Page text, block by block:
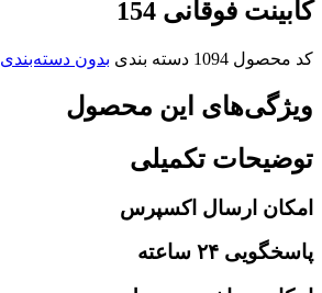
کابینت فوقانی 154
کد محصول 1094 دسته بندی بدون دسته‌بندی
ویژگی‌های این محصول
توضیحات تکمیلی
امکان ارسال اکسپرس
پاسخگویی ۲۴ ساعته